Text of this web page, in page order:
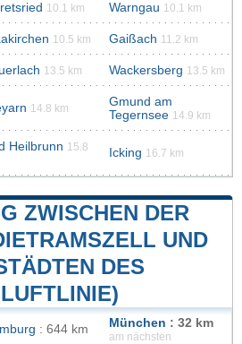
10.1 km Warngau 10.1 km
10.5 km Gaißach 11.2 km
13.5 km Wackersberg 13.5 km
14.8 km
Gmund am
Tegernsee 14.9 km
Heilbrunn 15.8
Icking 16.7 km
ZWISCHEN DER
UND
DES
: 644 km München : 32 km
am nächsten